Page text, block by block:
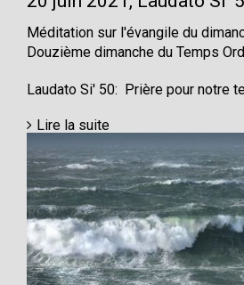
Méditation sur l'évangile du
Douzième dimanche du Temps
Laudato Si' 50: Prière pour notre
Lire la suite